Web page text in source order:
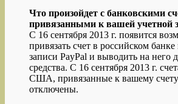
Что произойдет с банковскими
привязанными к вашей учетной
С 16 сентября 2013 г. появится
привязать счет в российском
записи PayPal и выводить на него
средства. С 16 сентября 2013 г.
США, привязанные к вашему счету
отключены.